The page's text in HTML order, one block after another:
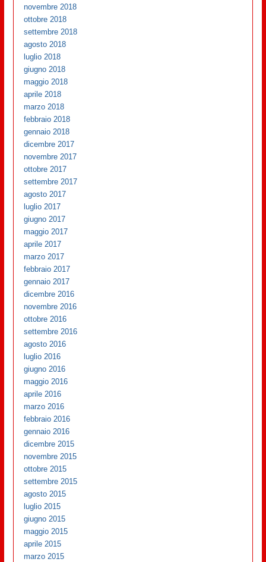
novembre 2018
ottobre 2018
settembre 2018
agosto 2018
luglio 2018
giugno 2018
maggio 2018
aprile 2018
marzo 2018
febbraio 2018
gennaio 2018
dicembre 2017
novembre 2017
ottobre 2017
settembre 2017
agosto 2017
luglio 2017
giugno 2017
maggio 2017
aprile 2017
marzo 2017
febbraio 2017
gennaio 2017
dicembre 2016
novembre 2016
ottobre 2016
settembre 2016
agosto 2016
luglio 2016
giugno 2016
maggio 2016
aprile 2016
marzo 2016
febbraio 2016
gennaio 2016
dicembre 2015
novembre 2015
ottobre 2015
settembre 2015
agosto 2015
luglio 2015
giugno 2015
maggio 2015
aprile 2015
marzo 2015